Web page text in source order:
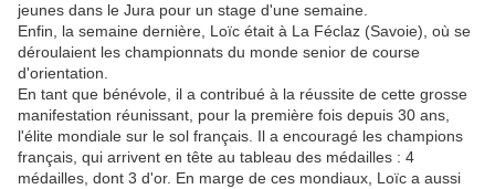
jeunes dans le Jura pour un stage d'une semaine.
Enfin, la semaine dernière, Loïc était à La Féclaz (Savoie), où se
déroulaient les championnats du monde senior de course
d'orientation.
En tant que bénévole, il a contribué à la réussite de cette grosse
manifestation réunissant, pour la première fois depuis 30 ans,
l'élite mondiale sur le sol français. Il a encouragé les champions
français, qui arrivent en tête au tableau des médailles : 4
médailles, dont 3 d'or. En marge de ces mondiaux, Loïc a aussi